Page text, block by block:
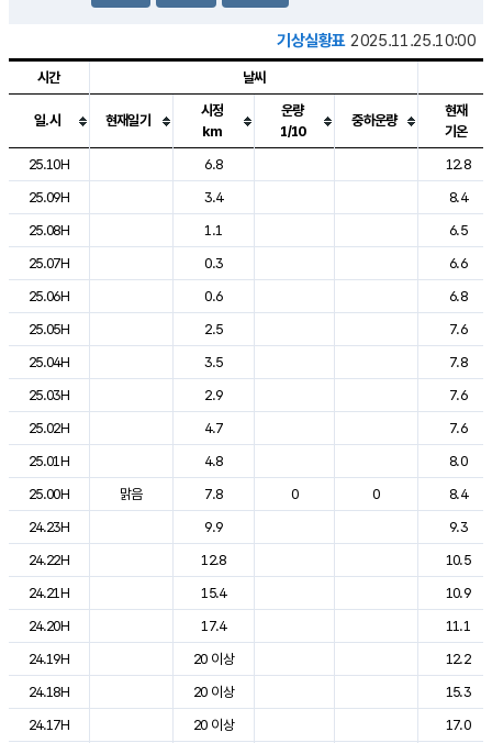
기상실황표 2025.11.25.10:00
도시별 기상실황표로 지점, 날씨, 기온, 강수, 바람, 기압등을 안내한 표입
시간 날씨
일.시 현재일기
시정
km
운량
1/10
중하운량
현재
기온
25.10H
6.8
12.8
25.09H
3.4
8.4
25.08H
1.1
6.5
25.07H
0.3
6.6
25.06H
0.6
6.8
25.05H
2.5
7.6
25.04H
3.5
7.8
25.03H
2.9
7.6
25.02H
4.7
7.6
25.01H
4.8
8.0
25.00H
맑음 7.8 0 0
8.4
24.23H
9.9
9.3
24.22H
12.8
10.5
24.21H
15.4
10.9
24.20H
17.4
11.1
24.19H
20 이상
12.2
24.18H
20 이상
15.3
24.17H
20 이상
17.0